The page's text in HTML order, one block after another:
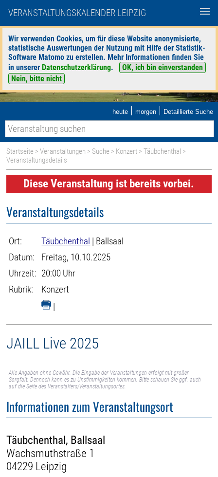
VERANSTALTUNGSKALENDER LEIPZIG
Wir verwenden Cookies, um für diese Website anonymisierte,
statistische Auswertungen der Nutzung mit Hilfe der Statistik-
Software Matomo zu erstellen. Mehr Informationen finden Sie
in unserer Datenschutzerklärung.
OK, ich bin einverstanden
Nein, bitte nicht
heute | morgen | Detaillierte Suche
Startseite >Veranstaltungen > Suche > Konzert >Täubchenthal >
Veranstaltungsdetails
Diese Veranstaltung ist bereits vorbei.
Veranstaltungsdetails
Ort: Täubchenthal | Ballsaal
Datum:
Freitag, 10.10.2025
Uhrzeit: 20:00 Uhr
Rubrik:
Konzert
|
JAILL Live 2025
Alle Angaben ohne Gewähr. Die Eingabe der Veranstaltungen erfolgt mit großer
Sorgfalt. Dennoch kann es zu Unstimmigkeiten kommen. Bitte schauen Sie ggf. auch
auf die Seite des Veranstalters/Veranstaltungsortes.
Informationen zum Veranstaltungsort
Täubchenthal, Ballsaal
Wachsmuthstraße 1
04229 Leipzig